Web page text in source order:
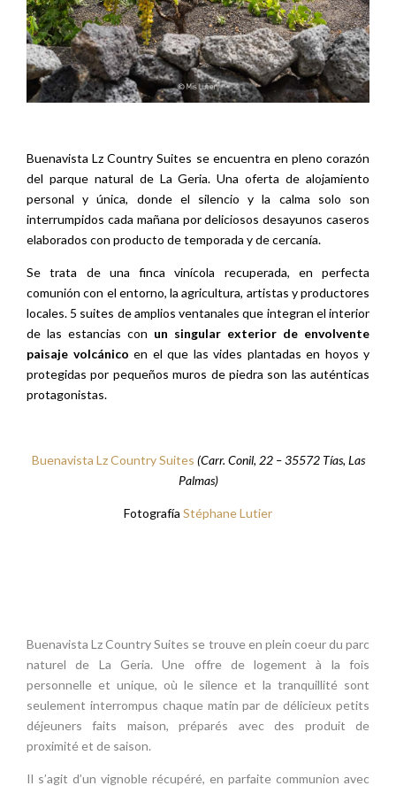
Buenavista Lz Country Suites se encuentra en pleno corazón
del parque natural de La Geria. Una oferta de alojamiento
personal y única, donde el silencio y la calma solo son
interrumpidos cada mañana por deliciosos desayunos caseros
elaborados con producto de temporada y de cercanía.
Se trata de una finca vinícola recuperada, en perfecta
comunión con el entorno, la agricultura, artistas y productores
locales. 5 suites de amplios ventanales que integran el interior
de las estancias con un singular exterior de envolvente
paisaje volcánico en el que las vides plantadas en hoyos y
protegidas por pequeños muros de piedra son las auténticas
protagonistas.
Buenavista Lz Country Suites (Carr. Conil, 22 – 35572 Tías, Las
Palmas)
Fotografía Stéphane Lutier
Buenavista Lz Country Suites se trouve en plein coeur du parc
naturel de La Geria. Une offre de logement à la fois
personnelle et unique, où le silence et la tranquillité sont
seulement interrompus chaque matin par de délicieux petits
déjeuners faits maison, préparés avec des produit de
proximité et de saison.
Il s’agit d’un vignoble récupéré, en parfaite communion avec